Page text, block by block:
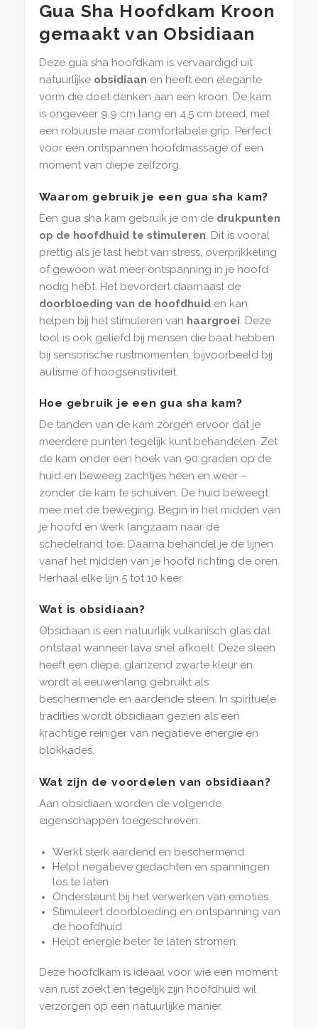
Gua Sha Hoofdkam Kroon
gemaakt van Obsidiaan
Deze gua sha hoofdkam is vervaardigd uit
natuurlijke obsidiaan en heeft een elegante
vorm die doet denken aan een kroon. De kam
is ongeveer 9,9 cm lang en 4,5 cm breed, met
een robuuste maar comfortabele grip. Perfect
voor een ontspannen hoofdmassage of een
moment van diepe zelfzorg.
Waarom gebruik je een gua sha kam?
Een gua sha kam gebruik je om de drukpunten
op de hoofdhuid te stimuleren. Dit is vooral
prettig als je last hebt van stress, overprikkeling
of gewoon wat meer ontspanning in je hoofd
nodig hebt. Het bevordert daarnaast de
doorbloeding van de hoofdhuiden kan
helpen bij het stimuleren van haargroei. Deze
tool is ook geliefd bij mensen die baat hebben
bij sensorische rustmomenten, bijvoorbeeld bij
autisme of hoogsensitiviteit.
Hoe gebruik je een gua sha kam?
De tanden van de kam zorgen ervoor dat je
meerdere punten tegelijk kunt behandelen. Zet
de kam onder een hoek van 90 graden op de
huid en beweeg zachtjes heen en weer –
zonder de kam te schuiven. De huid beweegt
mee met de beweging. Begin in het midden van
je hoofd en werk langzaam naar de
schedelrand toe. Daarna behandel je de lijnen
vanaf het midden van je hoofd richting de oren.
Herhaal elke lijn 5 tot 10 keer.
Wat is obsidiaan?
Obsidiaan is een natuurlijk vulkanisch glas dat
ontstaat wanneer lava snel afkoelt. Deze steen
heeft een diepe, glanzend zwarte kleur en
wordt al eeuwenlang gebruikt als
beschermende en aardende steen. In spirituele
tradities wordt obsidiaan gezien als een
krachtige reiniger van negatieve energie en
blokkades.
Wat zijn de voordelen van obsidiaan?
Aan obsidiaan worden de volgende
eigenschappen toegeschreven:
Werkt sterk aardend en beschermend
Helpt negatieve gedachten en spanningen
los te laten
Ondersteunt bij het verwerken van emoties
Stimuleert doorbloeding en ontspanning van
de hoofdhuid
Helpt energie beter te laten stromen
Deze hoofdkam is ideaal voor wie een moment
van rust zoekt en tegelijk zijn hoofdhuid wil
verzorgen op een natuurlijke manier.